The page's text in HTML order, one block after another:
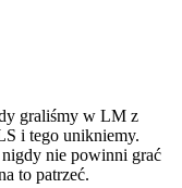
graliśmy w LM z
i tego unikniemy.
nie powinni grać
to patrzeć.